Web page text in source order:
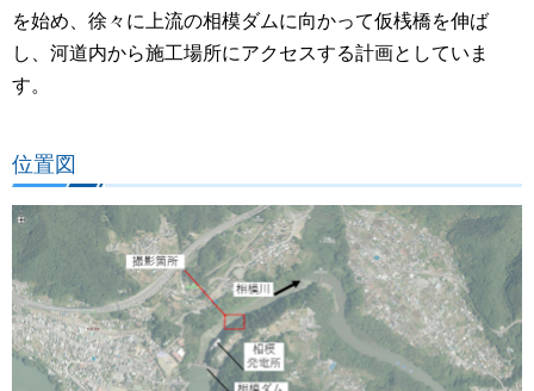
を始め、徐々に上流の相模ダムに向かって仮桟橋を伸ば
し、河道内から施工場所にアクセスする計画としていま
す。
位置図